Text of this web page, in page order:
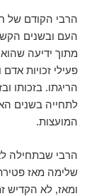
הרבי הקודם של
העם ובשנים
מתוך ידיעה
פעילי זכויות
הריגתו. בזכותו
לתחייה בשנים
המועצות.
הרבי שבתחילה
שלימה מאז
ומאז, לא הקדיש